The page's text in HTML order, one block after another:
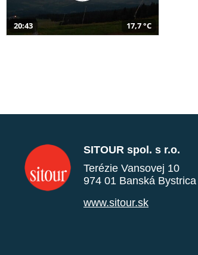
20:43 17,7 °C
SITOUR spol. s r.o.
Terézie Vansovej 10
974 01 Banská Bystrica
www.sitour.sk